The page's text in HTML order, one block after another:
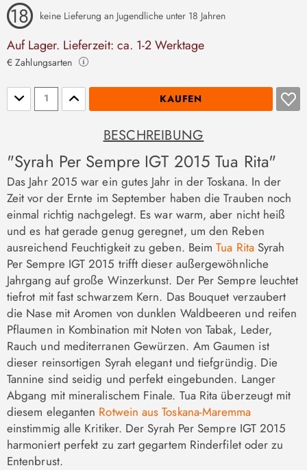
keine Lieferung an Jugendliche unter 18 Jahren
Auf Lager. Lieferzeit: ca. 1-2 Werktage
€ Zahlungsarten
Stückzahl KAUFEN
BESCHREIBUNG
"Syrah Per Sempre IGT 2015 Tua Rita"
Das Jahr 2015 war ein gutes Jahr in der Toskana. In der
Zeit vor der Ernte im September haben die Trauben noch
einmal richtig nachgelegt. Es war warm, aber nicht heiß
und es hat gerade genug geregnet, um den Reben
ausreichend Feuchtigkeit zu geben. BeimTua RitaSyrah
Per Sempre IGT 2015 trifft dieser außergewöhnliche
Jahrgang auf große Winzerkunst. Der Per Sempre leuchtet
tiefrot mit fast schwarzem Kern. Das Bouquet verzaubert
die Nase mit Aromen von dunklen Waldbeeren und reifen
Pflaumen in Kombination mit Noten von Tabak, Leder,
Rauch und mediterranen Gewürzen. Am Gaumen ist
dieser reinsortigen Syrah elegant und tiefgründig. Die
Tannine sind seidig und perfekt eingebunden. Langer
Abgang mit mineralischem Finale. Tua Rita überzeugt mit
diesem eleganten Rotwein aus Toskana-Maremma
einstimmig alle Kritiker. Der Syrah Per Sempre IGT 2015
harmoniert perfekt zu zart gegartem Rinderfilet oder zu
Entenbrust.